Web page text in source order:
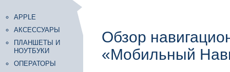
APPLE
АКСЕССУАРЫ
ПЛАНШЕТЫ И
НОУТБУКИ
ОПЕРАТОРЫ
Обзор
«Мобильный